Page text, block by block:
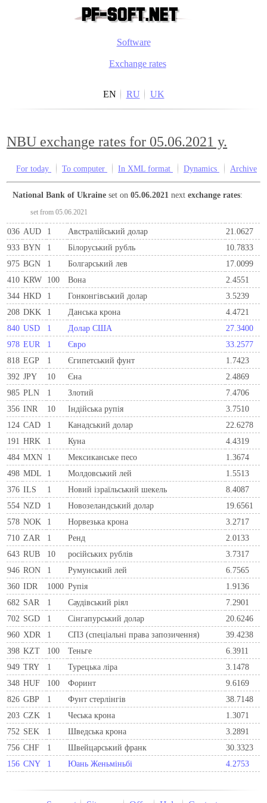
Software
Exchange rates
EN RU UK
NBU exchange rates for 05.06.2021 y.
For today To computer In XML format Dynamics Archive
National Bank of Ukraine set on05.06.2021 nextexchange rates:
set from 05.06.2021
036 AUD 1 Австралійський долар
21.0627
933 BYN 1 Бiлоруський рубль
10.7833
975 BGN 1 Болгарський лев
17.0099
410 KRW 100 Вона
2.4551
344 HKD 1 Гонконгівський долар
3.5239
208 DKK 1 Данська крона
4.4721
840 USD 1 Долар США
27.3400
978 EUR 1 Євро
33.2577
818 EGP 1 Єгипетський фунт
1.7423
392 JPY 10 Єна
2.4869
985 PLN 1 Злотий
7.4706
356 INR 10 Індійська рупія
3.7510
124 CAD 1 Канадський долар
22.6278
191 HRK 1 Куна
4.4319
484 MXN 1 Мексиканське песо
1.3674
498 MDL 1 Молдовський лей
1.5513
376 ILS 1 Новий ізраїльський шекель
8.4087
554 NZD 1 Новозеландський долар
19.6561
578 NOK 1 Норвезька крона
3.2717
710 ZAR 1 Ренд
2.0133
643 RUB 10 російських рублів
3.7317
946 RON 1 Румунський лей
6.7565
360 IDR 1000 Рупія
1.9136
682 SAR 1 Саудівський ріял
7.2901
702 SGD 1 Сінгапурський долар
20.6246
960 XDR 1 СПЗ (спеціальні права запозичення)
39.4238
398 KZT 100 Теньге
6.3911
949 TRY 1 Турецька ліра
3.1478
348 HUF 100 Форинт
9.6169
826 GBP 1 Фунт стерлінгів
38.7148
203 CZK 1 Чеська крона
1.3071
752 SEK 1 Шведська крона
3.2891
756 CHF 1 Швейцарський франк
30.3323
156 CNY 1 Юань Женьміньбі 4.2753